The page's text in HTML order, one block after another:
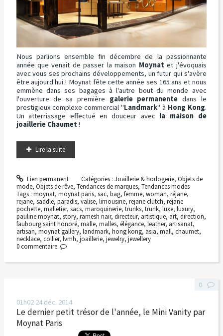
Nous parlions ensemble fin décembre de la passionnante
année que venait de passer la maison Moynatet j'évoquais
avec vous ses prochains développements, un futur qui s'avère
être aujourd'hui ! Moynat fête cette année ses 165 ans et nous
emmène dans ses bagages à l'autre bout du monde avec
l'ouverture de sa première galerie permanente dans le
prestigieux complexe commercial "Landmark" à Hong Kong.
Un atterrissage effectué en douceur avec la maison de
joaillerie Chaumet!
Lire la suite
Lien permanent Catégories : Joaillerie & horlogerie, Objets de
mode, Objets de rêve, Tendances de marques, Tendances modes
Tags : moynat, moynat paris, sac, bag, femme, woman, réjane,
rejane, saddle, paradis, valise, limousine, rejane clutch, rejane
pochette, malletier, sacs, maroquinerie, trunks, trunk, luxe, luxury,
pauline moynat, story, ramesh nair, directeur, artistique, art, direction,
faubourg saint honoré, malle, malles, élégance, leather, artisanat,
artisan, moynat gallery, landmark, hong kong, asia, mall, chaumet,
necklace, collier, lvmh, joaillerie, jewelry, jewellery
0 commentaire
01h02 24 déc. 2014
Le dernier petit trésor de l'année, le Mini Vanity par
Moynat Paris
0